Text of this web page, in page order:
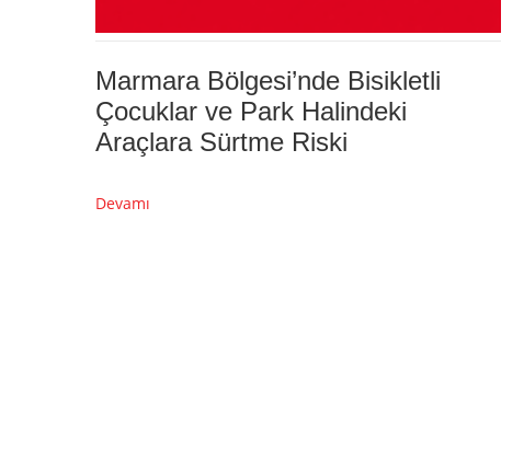
Marmara Bölgesi’nde Bisikletli
Çocuklar ve Park Halindeki
Araçlara Sürtme Riski
Devamı